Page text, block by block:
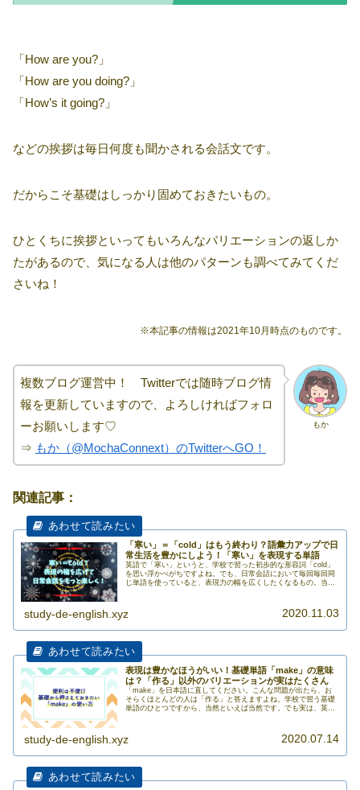
「How are you?」
「How are you doing?」
「How’s it going?」
などの挨拶は毎日何度も聞かされる会話文です。
だからこそ基礎はしっかり固めておきたいもの。
ひとくちに挨拶といってもいろんなバリエーションの返しか
たがあるので、気になる人は他のパターンも調べてみてくだ
さいね！
※本記事の情報は2021年10月時点のものです。
もか
複数ブログ運営中！ Twitterでは随時ブログ情
報を更新していますので、よろしければフォロ
ーお願いします♡
⇒ もか（@MochaConnext）のTwitterへGO！
関連記事：
「寒い」＝「cold」はもう終わり？語彙力アップで日
常生活を豊かにしよう！「寒い」を表現する単語
英語で「寒い」というと、学校で習った初歩的な形容詞「cold」
を思い浮かべがちですよね。でも、日常会話において毎回毎回同
じ単語を使っていると、表現力の幅を広くしたくなるもの。当記
study-de-english.xyz 2020.11.03
表現は豊かなほうがいい！基礎単語「make」の意味
は？「作る」以外のバリエーションが実はたくさん
「make」を日本語に直してください。こんな問題が出たら、お
そらくほとんどの人は「作る」と答えますよね。学校で習う基礎
単語のひとつですから、当然といえば当然です。でも実は、英語
study-de-english.xyz 2020.07.14